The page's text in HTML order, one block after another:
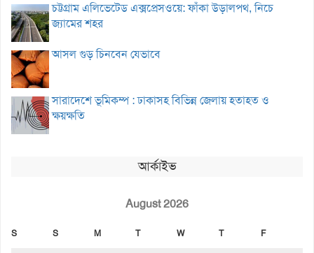
চট্টগ্রাম এলিভেটেড এক্সপ্রেসওয়ে: ফাঁকা উড়ালপথ, নিচে
জ্যামের শহর
আসল গুড় চিনবেন যেভাবে
সারাদেশে ভূমিকম্প : ঢাকাসহ বিভিন্ন জেলায় হতাহত ও
ক্ষয়ক্ষতি
আর্কাইভ
August 2026
S S M T W T F